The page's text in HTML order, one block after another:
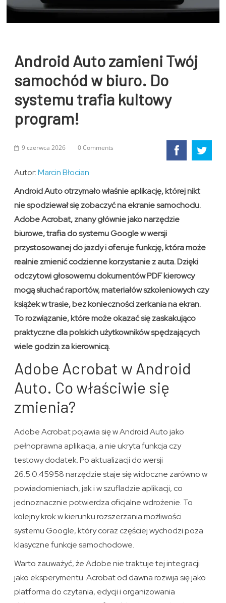
Android Auto zamieni Twój
samochód w biuro. Do
systemu trafia kultowy
program!
9 czerwca 2026 0 Comments
Autor:Marcin Błocian
Android Auto otrzymało właśnie aplikację, której nikt
nie spodziewał się zobaczyć na ekranie samochodu.
Adobe Acrobat, znany głównie jako narzędzie
biurowe, trafia do systemu Google w wersji
przystosowanej do jazdy i oferuje funkcję, która może
realnie zmienić codzienne korzystanie z auta. Dzięki
odczytowi głosowemu dokumentów PDF kierowcy
mogą słuchać raportów, materiałów szkoleniowych czy
książek w trasie, bez konieczności zerkania na ekran.
To rozwiązanie, które może okazać się zaskakująco
praktyczne dla polskich użytkowników spędzających
wiele godzin za kierownicą.
Adobe Acrobat w Android
Auto. Co właściwie się
zmienia?
Adobe Acrobat pojawia się w Android Auto jako
pełnoprawna aplikacja, a nie ukryta funkcja czy
testowy dodatek. Po aktualizacji do wersji
26.5.0.45958 narzędzie staje się widoczne zarówno w
powiadomieniach, jak i w szufladzie aplikacji, co
jednoznacznie potwierdza oficjalne wdrożenie. To
kolejny krok w kierunku rozszerzania możliwości
systemu Google, który coraz częściej wychodzi poza
klasyczne funkcje samochodowe.
Warto zauważyć, że Adobe nie traktuje tej integracji
jako eksperymentu. Acrobat od dawna rozwija się jako
platforma do czytania, edycji i organizowania